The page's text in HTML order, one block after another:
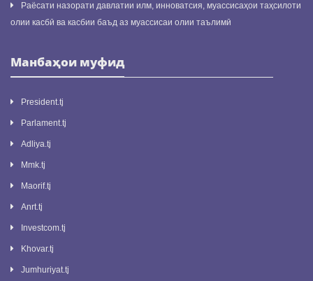
Раёсати назорати давлатии илм, инноватсия, муассисаҳои таҳсилоти
олии касбӣ ва касбии баъд аз муассисаи олии таълимӣ
Манбаҳои муфид
President.tj
Parlament.tj
Adliya.tj
Mmk.tj
Maorif.tj
Anrt.tj
Investcom.tj
Khovar.tj
Jumhuriyat.tj